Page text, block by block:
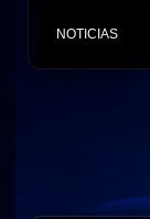
NOTICIAS